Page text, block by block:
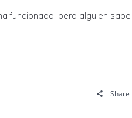
funcionado, pero alguien sabe
Share